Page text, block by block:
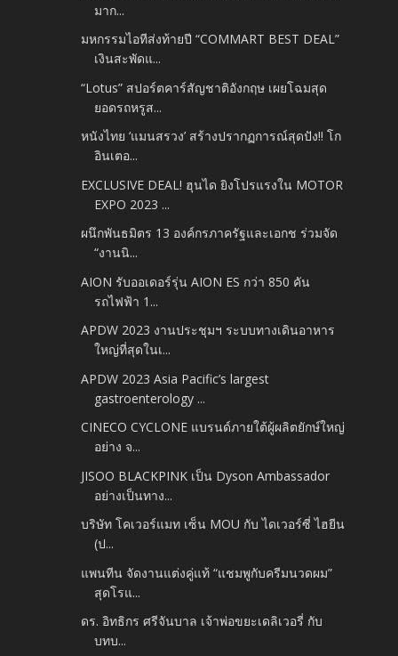
มาก...
มหกรรมไอทีส่งท้ายปี “COMMART BEST DEAL”
เงินสะพัดแ...
“Lotus” สปอร์ตคาร์สัญชาติอังกฤษ เผยโฉมสุด
ยอดรถหรูส...
หนังไทย ‘แมนสรวง’ สร้างปรากฏการณ์สุดปัง!! โก
อินเตอ...
EXCLUSIVE DEAL! ฮุนได ยิงโปรแรงใน MOTOR
EXPO 2023 ...
ผนึกพันธมิตร 13 องค์กรภาครัฐและเอกช ร่วมจัด
“งานนิ...
AION รับออเดอร์รุ่น AION ES กว่า 850 คัน
รถไฟฟ้า 1...
APDW 2023 งานประชุมฯ ระบบทางเดินอาหาร
ใหญ่ที่สุดในเ...
APDW 2023 Asia Pacific’s largest
gastroenterology ...
CINECO CYCLONE แบรนด์ภายใต้ผู้ผลิตยักษ์ใหญ่
อย่าง จ...
JISOO BLACKPINK เป็น Dyson Ambassador
อย่างเป็นทาง...
บริษัท โคเวอร์แมท เซ็น MOU กับ ไดเวอร์ซี่ ไฮยีน
(ป...
แพนทีน จัดงานแต่งคู่แท้ “แชมพูกับครีมนวดผม”
สุดโรแ...
ดร. อิทธิกร ศรีจันบาล เจ้าพ่อขยะเดลิเวอรี่ กับ
บทบ...